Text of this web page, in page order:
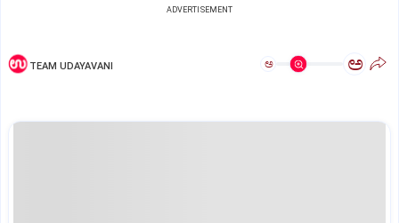
ADVERTISEMENT
TEAM UDAYAVANI ಅ ಅ